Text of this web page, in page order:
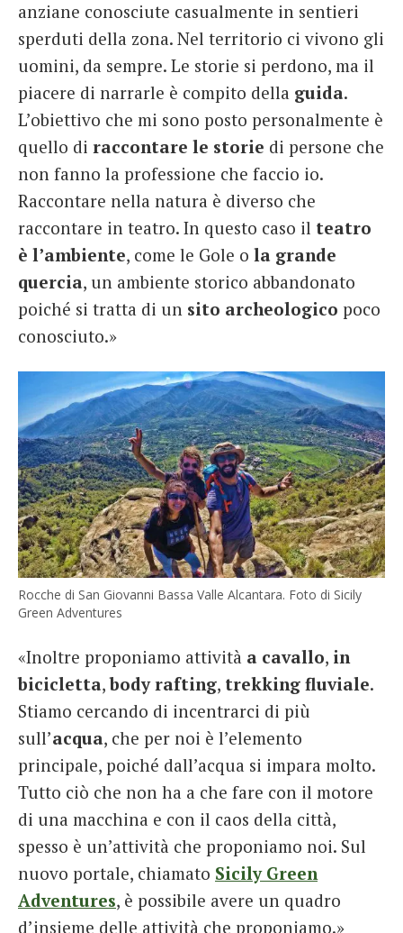
anziane conosciute casualmente in sentieri
sperduti della zona. Nel territorio ci vivono gli
uomini, da sempre. Le storie si perdono, ma il
piacere di narrarle è compito della guida.
L’obiettivo che mi sono posto personalmente è
quello di raccontare le storie di persone che
non fanno la professione che faccio io.
Raccontare nella natura è diverso che
raccontare in teatro. In questo caso il teatro
è l’ambiente, come le Gole o la grande
quercia, un ambiente storico abbandonato
poiché si tratta di un sito archeologico poco
conosciuto.»
Rocche di San Giovanni Bassa Valle Alcantara. Foto di Sicily
Green Adventures
«Inoltre proponiamo attività a cavallo, in
bicicletta,body rafting, trekking fluviale.
Stiamo cercando di incentrarci di più
sull’acqua, che per noi è l’elemento
principale, poiché dall’acqua si impara molto.
Tutto ciò che non ha a che fare con il motore
di una macchina e con il caos della città,
spesso è un’attività che proponiamo noi. Sul
nuovo portale, chiamato Sicily Green
Adventures, è possibile avere un quadro
d’insieme delle attività che proponiamo.»